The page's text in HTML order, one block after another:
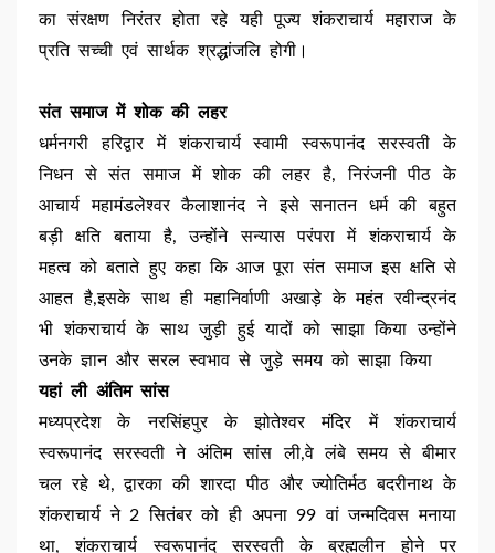
का संरक्षण निरंतर होता रहे यही पूज्य शंकराचार्य महाराज के
प्रति सच्ची एवं सार्थक श्रद्धांजलि होगी।
संत समाज में शोक की लहर
धर्मनगरी हरिद्वार में शंकराचार्य स्वामी स्वरूपानंद सरस्वती के
निधन से संत समाज में शोक की लहर है, निरंजनी पीठ के
आचार्य महामंडलेश्वर कैलाशानंद ने इसे सनातन धर्म की बहुत
बड़ी क्षति बताया है, उन्होंने सन्यास परंपरा में शंकराचार्य के
महत्व को बताते हुए कहा कि आज पूरा संत समाज इस क्षति से
आहत है,इसके साथ ही महानिर्वाणी अखाड़े के महंत रवीन्द्रनंद
भी शंकराचार्य के साथ जुड़ी हुई यादों को साझा किया उन्होंने
उनके ज्ञान और सरल स्वभाव से जुड़े समय को साझा किया
यहां ली अंतिम सांस
मध्यप्रदेश के नरसिंहपुर के झोतेश्वर मंदिर में शंकराचार्य
स्वरूपानंद सरस्वती ने अंतिम सांस ली,वे लंबे समय से बीमार
चल रहे थे, द्वारका की शारदा पीठ और ज्योतिर्मठ बदरीनाथ के
शंकराचार्य ने 2 सितंबर को ही अपना 99 वां जन्मदिवस मनाया
था, शंकराचार्य स्वरूपानंद सरस्वती के ब्रह्मलीन होने पर